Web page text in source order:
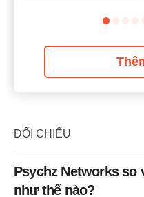
ĐỐI CHIẾU
Psychz Networks
như thế nào?